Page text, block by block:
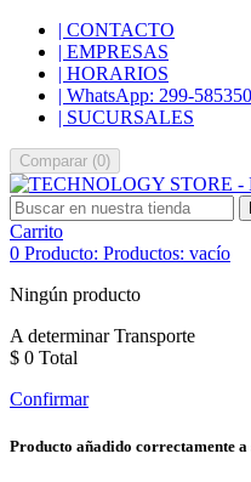
| CONTACTO
| EMPRESAS
| HORARIOS
| WhatsApp: 299-
| SUCURSALES
Comparar (0)
Carrito
0 Producto: Productos: vacío
Ningún producto
A determinarTransporte
$ 0 Total
Confirmar
Producto añadido correctamente